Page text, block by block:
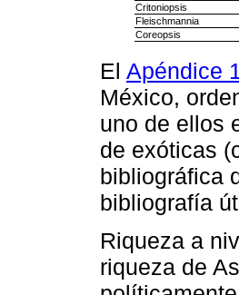
Critoniopsis
Fleischmannia
Coreopsis
El Apéndice
México,
uno de ellos
de exóticas
bibliográfica
bibliografía
Riqueza a
riqueza de